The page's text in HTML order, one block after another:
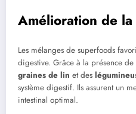
Amélioration de
Les mélanges de superfoods
digestive. Grâce à la présence de
graines de lin et des
système digestif. Ils assurent un
intestinal optimal.